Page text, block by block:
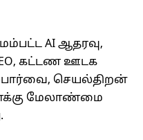
AI ஆதரவு,
கட்டண ஊடக
செயல்திறன்
மேலாண்மை